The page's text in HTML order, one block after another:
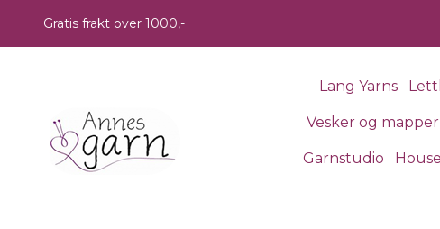
Gratis frakt over 1000,-
Lang Yarns
Vesker og mapper
Garnstudio